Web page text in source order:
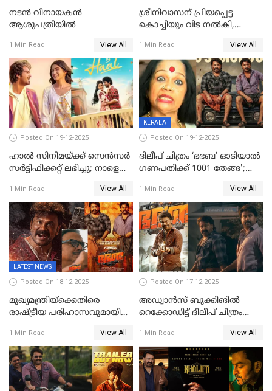
നടൻ വിനായകൻ
ആശുപത്രിയിൽ
1 Min Read View All
ശ്രീനിവാസന് പ്രിയപ്പെട്ട
കൊച്ചിയും വിട നൽകി,
സംസ്കാരം നാളെ
1 Min Read View All
Posted On 19-12-2025
ഹാല്‍ സിനിമയ്ക്ക് സെന്‍സര്‍
സര്‍ട്ടിഫിക്കറ്റ് ലഭിച്ചു; നാളെ
1 Min Read View All
KERALA
Posted On 19-12-2025
ദിലീപ് ചിത്രം ‘ഭഭബ’ ഓടിയാൽ
ഗണപതിക്ക് 1001 തേങ്ങ';
1 Min Read View All
LATEST NEWS
Posted On 18-12-2025
മുഖ്യമന്ത്രിയ്ക്കെതിരെ
രാഷ്ട്രീയ പരിഹാസവുമായി
1 Min Read View All
Posted On 17-12-2025
അഡ്വാൻസ് ബുക്കിങിൽ
റെക്കോഡിട്ട് ദിലീപ് ചിത്രം
റെക്കോർഡ് വിൽപ്പന;
മണിക്കൂറില്‍ വിറ്റത്
1000ത്തിന് മുകളിൽ ടിക്കറ്റ്
1 Min Read View All